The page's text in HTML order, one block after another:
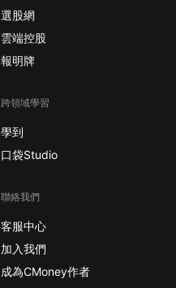
選股網
雲端控股
報明牌
跨領域學習
學到
口袋Studio
聯絡我們
客服中心
加入我們
成為CMoney作者